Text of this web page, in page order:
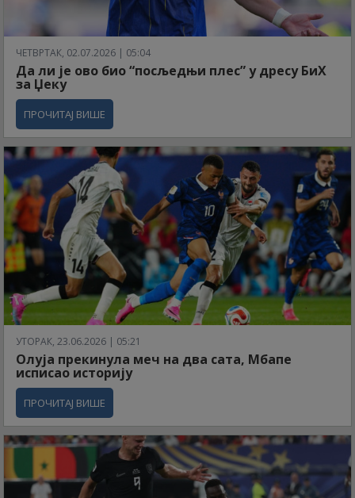
ЧЕТВРТАК, 02.07.2026 | 05:04
Да ли је ово био “посљедњи плес” у дресу БиХ
за Џеку
ПРОЧИТАЈ ВИШЕ
УТОРАК, 23.06.2026 | 05:21
Олуја прекинула меч на два сата, Мбапе
исписао историју
ПРОЧИТАЈ ВИШЕ